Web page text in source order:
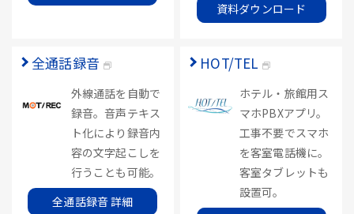
資料ダウンロード
全通話録音
外線通話を自動で
録音。音声テキス
ト化により録音内
容の文字起こしを
行うことも可能。
全通話録音 詳細
HOT/TEL
ホテル・旅館用ス
マホPBXアプリ。
工事不要でスマホ
を客室電話機に。
客室タブレットも
設置可。